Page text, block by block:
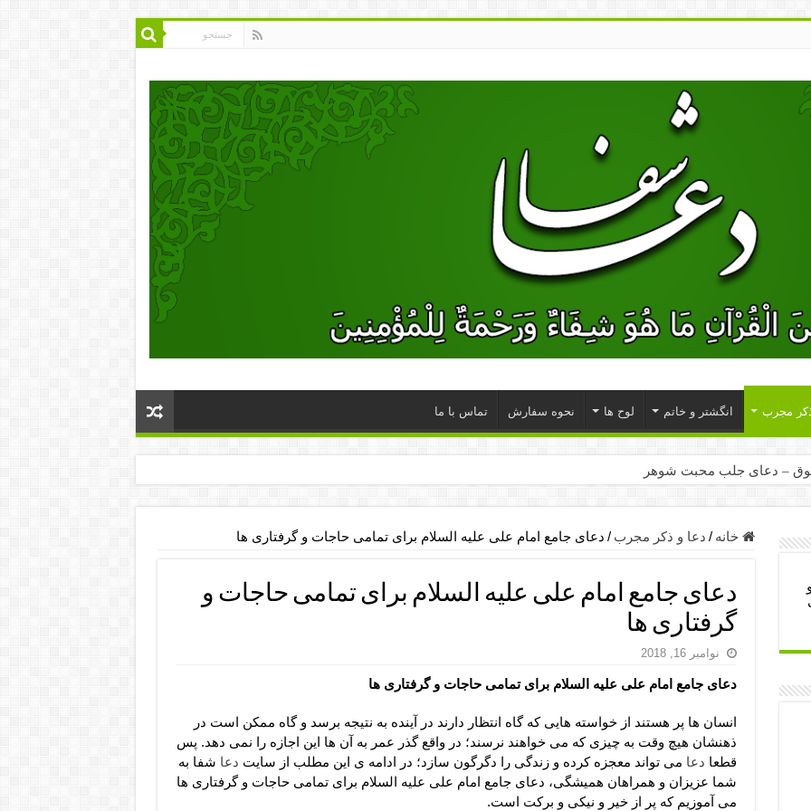
مجرب انگشتر و خاتم لوح ها نحوه سفارش تماس با ما
– دعای جلب محبت شوهر
– دعای یا من اظهر الجمیل برای حاجت
آن ها – ذکر مخصوص مستجاب الدعوه شدن
– دعای ترس و بی خوابی کودکان
دعای رفع مشکلات و طلب حاجت
– آیه‌ جلب ثروت و برکت مال
چشم زخم – دعای چشم زخم ماشاالله
برای آرامش قلب و رفع اضطراب
روز – دعای ثروت حضرت سلیمان
خانه / دعا و ذکر مجرب / دعای جامع امام علی علیه السلام برای تمامی حاجات و گرفتاری ها
دعای جامع امام علی علیه السلام برای تمامی حاجات و
گرفتاری ها
نوامبر 16, 2018
دعای جامع امام علی علیه السلام برای تمامی حاجات و گرفتاری ها
انسان ها پر هستند از خواسته هایی که گاه انتظار دارند در آینده به نتیجه برسد و گاه ممکن است در
ذهنشان هیچ وقت به چیزی که می خواهند نرسند؛ در واقع گذر عمر به آن ها این اجازه را نمی دهد. پس
قطعا دعا می تواند معجزه کرده و زندگی را دگرگون سازد؛ در ادامه ی این مطلب از سایت دعا شفا به
شما عزیزان و همراهان همیشگی، دعای جامع امام علی علیه السلام برای تمامی حاجات و گرفتاری ها
می آموزیم که پر از خیر و نیکی و برکت است.